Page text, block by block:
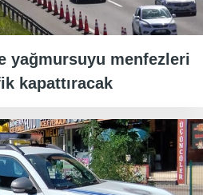
yağmursuyu menfezleri
kapattıracak